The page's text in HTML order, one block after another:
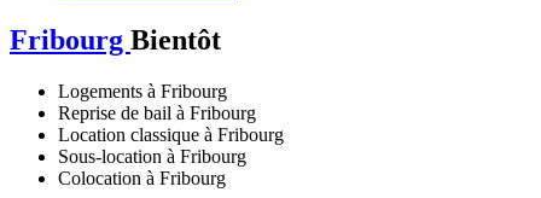
Fribourg Bientôt
Logements à Fribourg
Reprise de bail à Fribourg
Location classique à Fribourg
Sous-location à Fribourg
Colocation à Fribourg